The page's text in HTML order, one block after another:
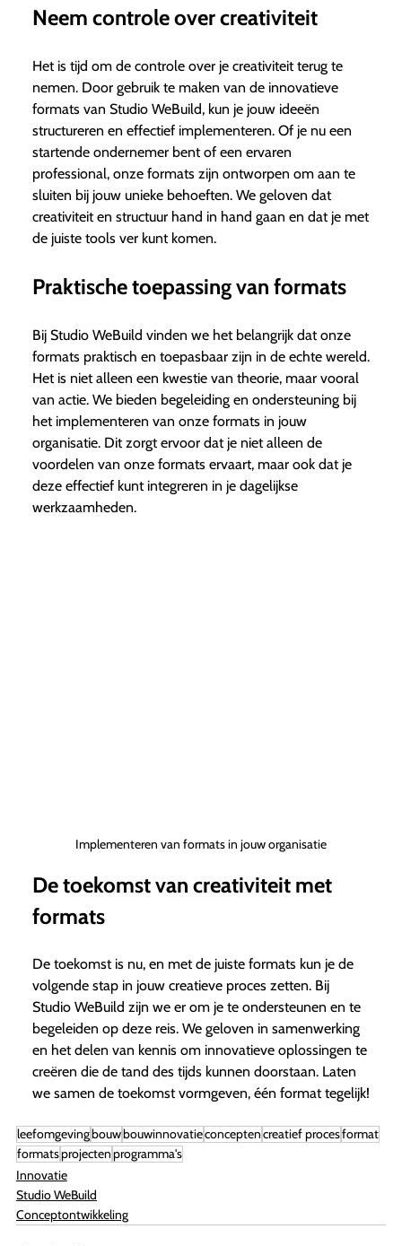
Neem controle over creativiteit
Het is tijd om de controle over je creativiteit terug te
nemen. Door gebruik te maken van de innovatieve
formats van Studio WeBuild, kun je jouw ideeën
structureren en effectief implementeren. Of je nu een
startende ondernemer bent of een ervaren
professional, onze formats zijn ontworpen om aan te
sluiten bij jouw unieke behoeften. We geloven dat
creativiteit en structuur hand in hand gaan en dat je met
de juiste tools ver kunt komen.
Praktische toepassing van formats
Bij Studio WeBuild vinden we het belangrijk dat onze
formats praktisch en toepasbaar zijn in de echte wereld.
Het is niet alleen een kwestie van theorie, maar vooral
van actie. We bieden begeleiding en ondersteuning bij
het implementeren van onze formats in jouw
organisatie. Dit zorgt ervoor dat je niet alleen de
voordelen van onze formats ervaart, maar ook dat je
deze effectief kunt integreren in je dagelijkse
werkzaamheden.
Implementeren van formats in jouw organisatie
De toekomst van creativiteit met
formats
De toekomst is nu, en met de juiste formats kun je de
volgende stap in jouw creatieve proces zetten. Bij
Studio WeBuild zijn we er om je te ondersteunen en te
begeleiden op deze reis. We geloven in samenwerking
en het delen van kennis om innovatieve oplossingen te
creëren die de tand des tijds kunnen doorstaan. Laten
we samen de toekomst vormgeven, één format tegelijk!
leefomgevingbouwbouwinnovatieconceptencreatief procesformat
formatsprojectenprogramma's
Innovatie
Studio WeBuild
Conceptontwikkeling